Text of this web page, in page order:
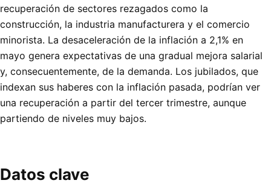
recuperación de sectores rezagados como la
construcción, la industria manufacturera y el comercio
minorista. La desaceleración de la inflación a 2,1% en
mayo genera expectativas de una gradual mejora salarial
y, consecuentemente, de la demanda. Los jubilados, que
indexan sus haberes con la inflación pasada, podrían ver
una recuperación a partir del tercer trimestre, aunque
partiendo de niveles muy bajos.
Datos clave